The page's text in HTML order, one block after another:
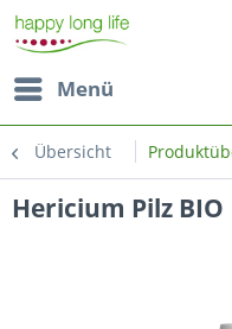
Menü
Übersicht
Hericium Pilz BIO